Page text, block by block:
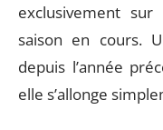
exclusivement
saison en cours.
depuis l’année
elle s’allonge